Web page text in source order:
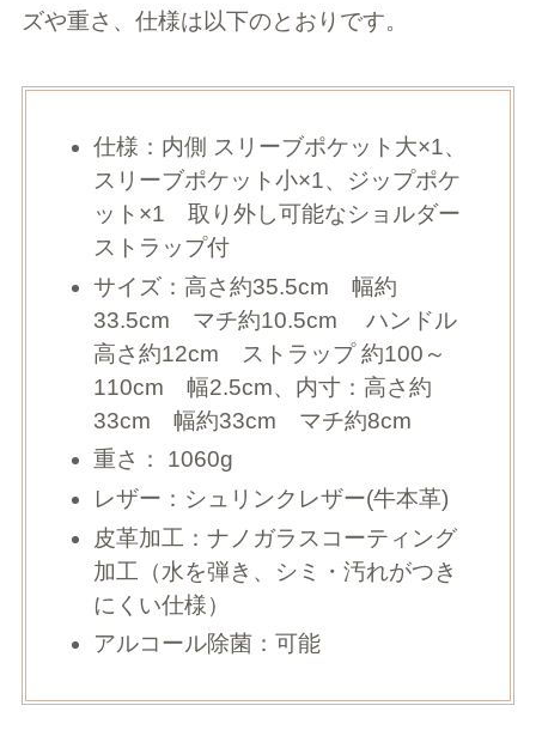
ズや重さ、仕様は以下のとおりです。
仕様：内側 スリーブポケット大×1、
スリーブポケット小×1、ジップポケ
ット×1 取り外し可能なショルダー
ストラップ付
サイズ：高さ約35.5cm 幅約
33.5cm マチ約10.5cm ハンドル
高さ約12cm ストラップ 約100～
110cm 幅2.5cm、内寸：高さ約
33cm 幅約33cm マチ約8cm
重さ： 1060g
レザー：シュリンクレザー(牛本革)
皮革加工：ナノガラスコーティング
加工（水を弾き、シミ・汚れがつき
にくい仕様）
アルコール除菌：可能